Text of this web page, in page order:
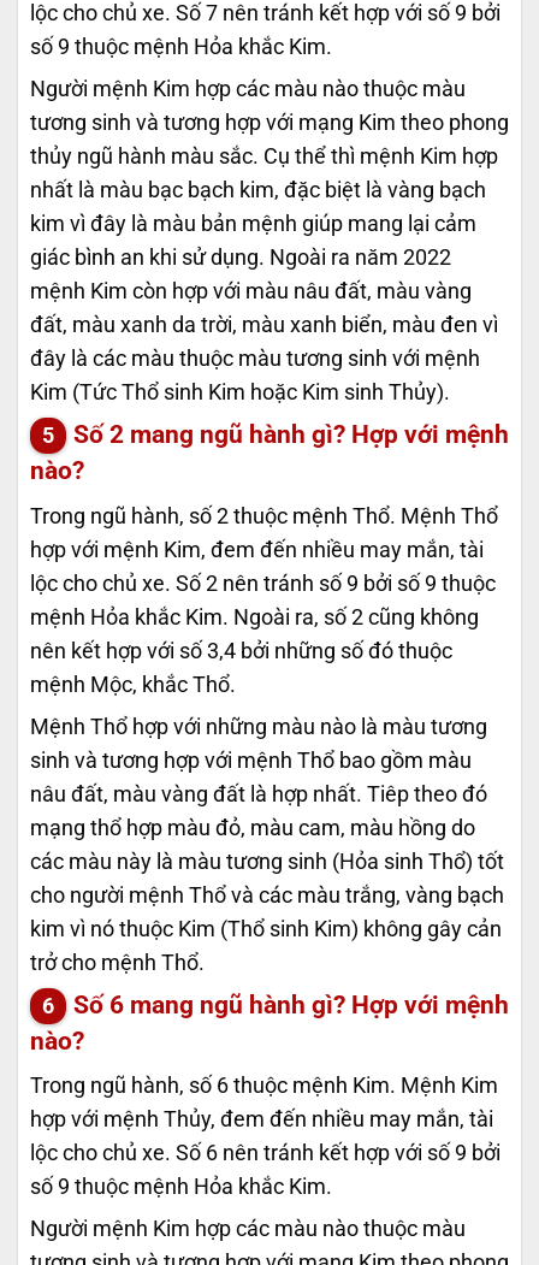
lộc cho chủ xe. Số 7 nên tránh kết hợp với số 9 bởi
số 9 thuộc mệnh Hỏa khắc Kim.
Người mệnh Kim hợp các màu nào thuộc màu
tương sinh và tương hợp với mạng Kim theo phong
thủy ngũ hành màu sắc. Cụ thể thì mệnh Kim hợp
nhất là màu bạc bạch kim, đặc biệt là vàng bạch
kim vì đây là màu bản mệnh giúp mang lại cảm
giác bình an khi sử dụng. Ngoài ra năm 2022
mệnh Kim còn hợp với màu nâu đất, màu vàng
đất, màu xanh da trời, màu xanh biển, màu đen vì
đây là các màu thuộc màu tương sinh với mệnh
Kim (Tức Thổ sinh Kim hoặc Kim sinh Thủy).
Số 2 mang ngũ hành gì? Hợp với mệnh
nào?
Trong ngũ hành, số 2 thuộc mệnh Thổ. Mệnh Thổ
hợp với mệnh Kim, đem đến nhiều may mắn, tài
lộc cho chủ xe. Số 2 nên tránh số 9 bởi số 9 thuộc
mệnh Hỏa khắc Kim. Ngoài ra, số 2 cũng không
nên kết hợp với số 3,4 bởi những số đó thuộc
mệnh Mộc, khắc Thổ.
Mệnh Thổ hợp với những màu nào là màu tương
sinh và tương hợp với mệnh Thổ bao gồm màu
nâu đất, màu vàng đất là hợp nhất. Tiêp theo đó
mạng thổ hợp màu đỏ, màu cam, màu hồng do
các màu này là màu tương sinh (Hỏa sinh Thổ) tốt
cho người mệnh Thổ và các màu trắng, vàng bạch
kim vì nó thuộc Kim (Thổ sinh Kim) không gây cản
trở cho mệnh Thổ.
Số 6 mang ngũ hành gì? Hợp với mệnh
nào?
Trong ngũ hành, số 6 thuộc mệnh Kim. Mệnh Kim
hợp với mệnh Thủy, đem đến nhiều may mắn, tài
lộc cho chủ xe. Số 6 nên tránh kết hợp với số 9 bởi
số 9 thuộc mệnh Hỏa khắc Kim.
Người mệnh Kim hợp các màu nào thuộc màu